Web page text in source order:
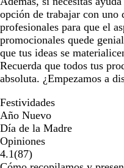
opción de trabajar con uno
profesionales para que el
promocionales quede
que tus ideas se
Recuerda que todos tus
absoluta. ¿Empezamos a
Festividades
Año Nuevo
Día de la Madre
Opiniones
4.1(8787
)